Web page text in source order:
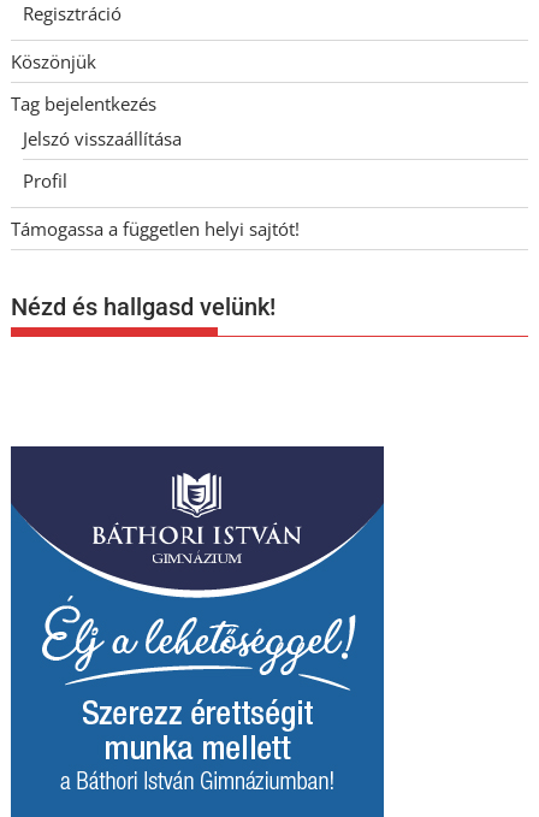
Regisztráció
Köszönjük
Tag bejelentkezés
Jelszó visszaállítása
Profil
Támogassa a független helyi sajtót!
Nézd és hallgasd velünk!